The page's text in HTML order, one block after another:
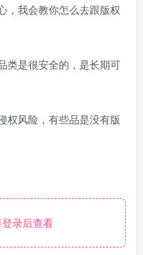
，我会教你怎么去跟版权
类是很安全的，是长期可
权风险，有些品是没有版
录后查看